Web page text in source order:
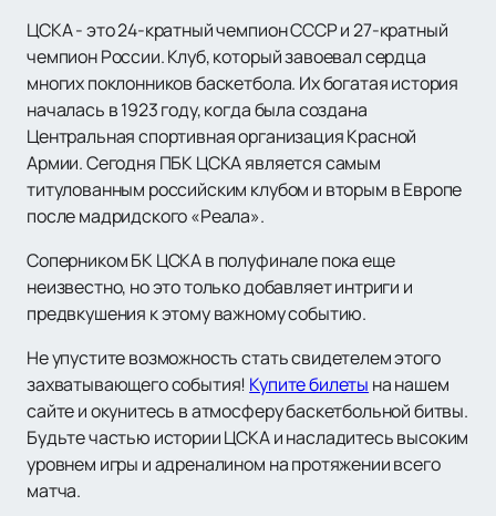
ЦСКА - это 24-кратный чемпион СССР и 27-кратный
чемпион России. Клуб, который завоевал сердца
многих поклонников баскетбола. Их богатая история
началась в 1923 году, когда была создана
Центральная спортивная организация Красной
Армии. Сегодня ПБК ЦСКА является самым
титулованным российским клубом и вторым в Европе
после мадридского «Реала».
Соперником БК ЦСКА в полуфинале пока еще
неизвестно, но это только добавляет интриги и
предвкушения к этому важному событию.
Не упустите возможность стать свидетелем этого
захватывающего события! Купите билеты на нашем
сайте и окунитесь в атмосферу баскетбольной битвы.
Будьте частью истории ЦСКА и насладитесь высоким
уровнем игры и адреналином на протяжении всего
матча.